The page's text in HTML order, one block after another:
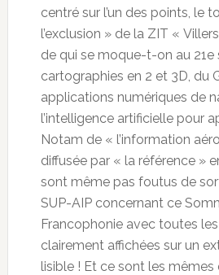
centré sur l’un des points, le
l’exclusion » de la ZIT «
de qui se moque-t-on au 21e
cartographies en 2 et 3D, du
applications numériques de
l’intelligence artificielle pour
Notam de « l’information
diffusée par « la référence »
sont même pas foutus de
SUP-AIP concernant ce
Francophonie avec toutes
clairement affichées sur un
lisible ! Et ce sont les